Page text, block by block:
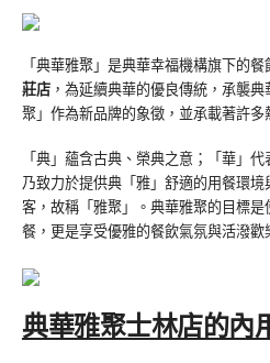
「典華雅聚」是典華幸福機構旗下的
莊店 ，為延續典華的優良傳統，承襲
聚」作為新品牌的象徵，並承載著許多
「典」蘊含古典、榮典之意；「華」
乃致力於提供典「雅」舒適的用餐環
客，故稱「雅聚」。典華雅聚的目標
餐，更是享受優雅的餐飲氣氛與活潑歡
典華雅聚士林店的內